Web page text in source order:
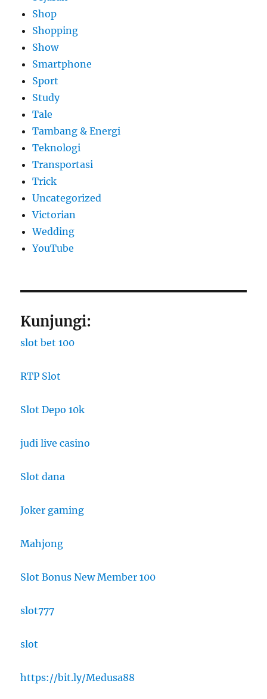
Shop
Shopping
Show
Smartphone
Sport
Study
Tale
Tambang & Energi
Teknologi
Transportasi
Trick
Uncategorized
Victorian
Wedding
YouTube
Kunjungi:
slot bet 100
RTP Slot
Slot Depo 10k
judi live casino
Slot dana
Joker gaming
Mahjong
Slot Bonus New Member 100
slot777
slot
https://bit.ly/Medusa88